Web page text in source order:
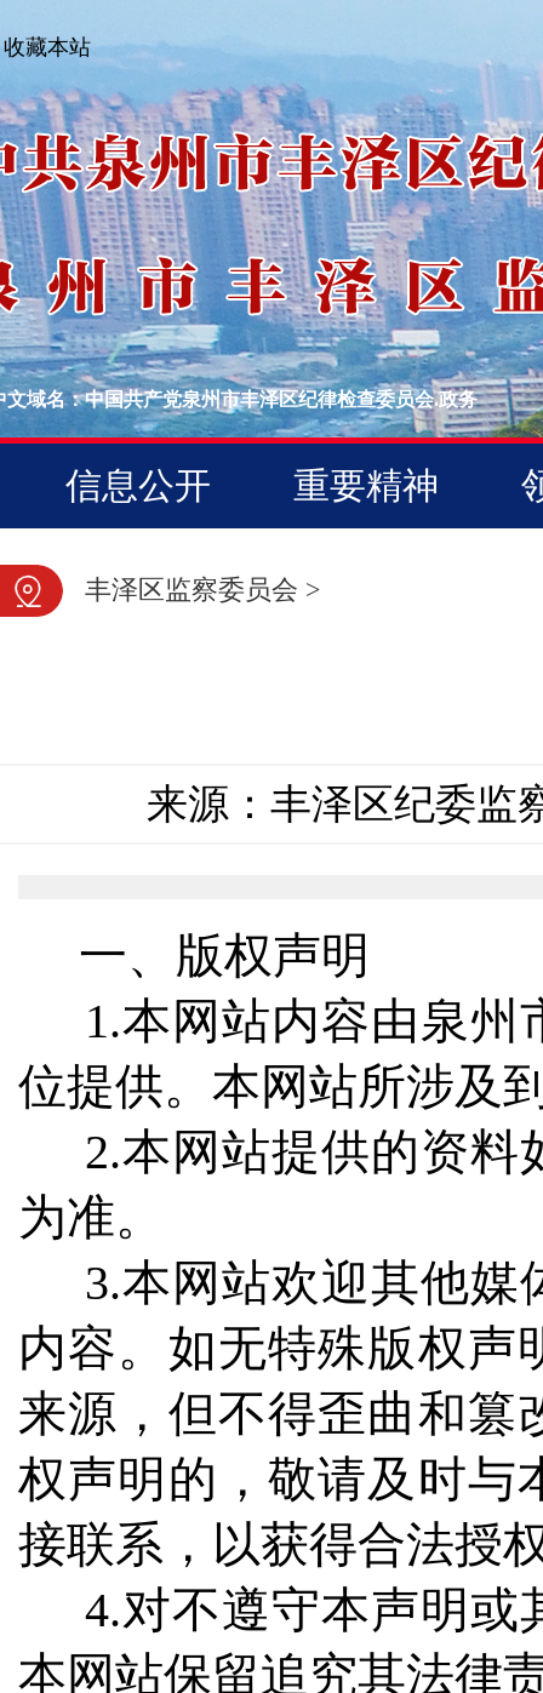
收藏本站
文域名：中国共产党泉州市丰泽区纪律检查委员会.政务
信息公开 重要精神
丰泽区监察委员会 >
来源：丰泽区纪委监
一、版权声明
1.本网站内容由泉州
位提供。本网站所涉及
2.本网站提供的资料
为准。
3.本网站欢迎其他媒
内容。如无特殊版权声
来源，但不得歪曲和篡
权声明的，敬请及时与
接联系，以获得合法授
4.对不遵守本声明或
本网站保留追究其法律